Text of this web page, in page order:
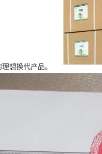
想换代产品。